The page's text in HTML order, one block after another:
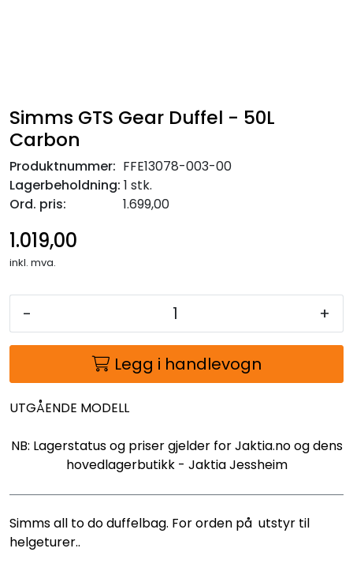
Simms GTS Gear Duffel - 50L
Carbon
Produktnummer: FFE13078-003-00
Lagerbeholdning: 1 stk.
Ord. pris:
1.699,00
1.019,00
inkl. mva.
- +
Legg i handlevogn
UTGÅENDE MODELL
NB: Lagerstatus og priser gjelder for Jaktia.no og dens
hovedlagerbutikk - Jaktia Jessheim
Simms all to do duffelbag. For orden på utstyr til
helgeturer..